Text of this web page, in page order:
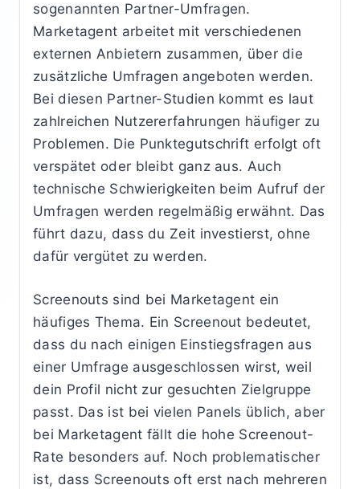
sogenannten Partner-Umfragen.
Marketagent arbeitet mit verschiedenen
externen Anbietern zusammen, über die
zusätzliche Umfragen angeboten werden.
Bei diesen Partner-Studien kommt es laut
zahlreichen Nutzererfahrungen häufiger zu
Problemen. Die Punktegutschrift erfolgt oft
verspätet oder bleibt ganz aus. Auch
technische Schwierigkeiten beim Aufruf der
Umfragen werden regelmäßig erwähnt. Das
führt dazu, dass du Zeit investierst, ohne
dafür vergütet zu werden.
Screenouts sind bei Marketagent ein
häufiges Thema. Ein Screenout bedeutet,
dass du nach einigen Einstiegsfragen aus
einer Umfrage ausgeschlossen wirst, weil
dein Profil nicht zur gesuchten Zielgruppe
passt. Das ist bei vielen Panels üblich, aber
bei Marketagent fällt die hohe Screenout-
Rate besonders auf. Noch problematischer
ist, dass Screenouts oft erst nach mehreren